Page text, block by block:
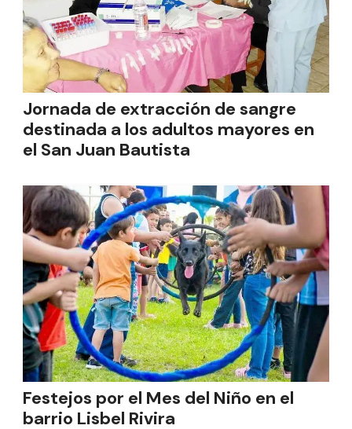
Jornada de extracción de sangre
destinada a los adultos mayores en
el San Juan Bautista
Festejos por el Mes del Niño en el
barrio Lisbel Rivira